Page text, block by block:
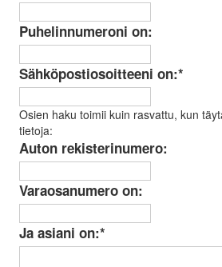
Puhelinnumeroni on:
Sähköpostiosoitteeni on:*
Osien haku toimii kuin rasvattu, kun
tietoja:
Auton rekisterinumero:
Varaosanumero on:
Ja asiani on:*